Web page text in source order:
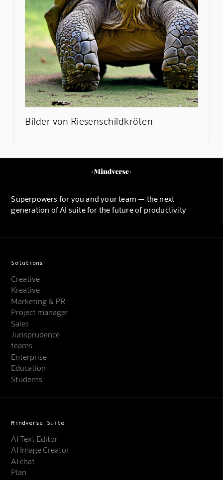
Bilder von Riesenschildkröten
Superpowers for you and your team — the next
generation of AI suite for the future of productivity
Solutions
Creative
Kreative
Marketing & PR
Project manager
Sales
Jurisprudence
teams
Enterprise
Education
Students
Mindverse Suite
AI Text Editor
AI Image Creator
AI chat
Plan